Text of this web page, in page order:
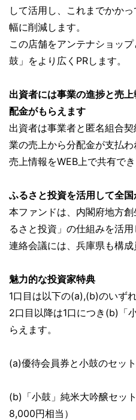
して活用し、これまでかか
幅に削減します。
この店舗をアンテナショッ
鼓」をより広くPRします。
出資者には事業の進捗と売
配金がもらえます
出資者は事業者と匿名組合
業の売上から分配金が支払
売上情報をWEB上で共有で
ふるさと投資を活用して全
本ファンドは、内閣府地方
るさと投資」の仕組みを活
連絡会議には、兵庫県も構成
魅力的な投資家特典
1口目は以下の(a),(b)のいず
2口目以降は1口につき(b)「
らえます。
(a)優待会員券と小鼓のセット
(b)「小鼓」純米大吟醸セ
8,000円相当）